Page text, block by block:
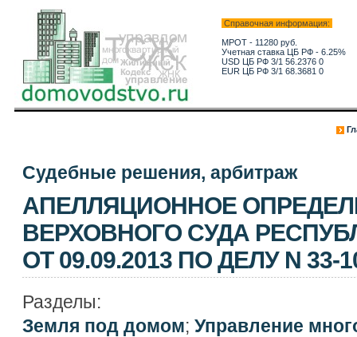
Справочная информация:
МРОТ - 11280 руб.
Учетная ставка ЦБ РФ - 6.25%
USD ЦБ РФ 3/1 56.2376 0
EUR ЦБ РФ 3/1 68.3681 0
Судебные решения, арбитраж
АПЕЛЛЯЦИОННОЕ
ВЕРХОВНОГО СУДА
ОТ 09.09.2013 ПО ДЕЛУ N 33-
Разделы:
Земля под домом; Управление